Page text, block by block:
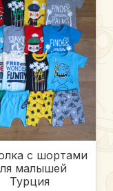
с шортами
малышей
Турция